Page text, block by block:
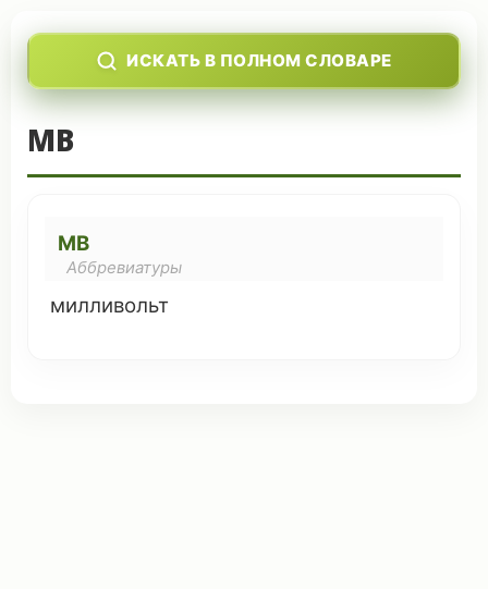
ИСКАТЬ В ПОЛНОМ СЛОВАРЕ
МВ
МВ
Аббревиатуры
милливольт